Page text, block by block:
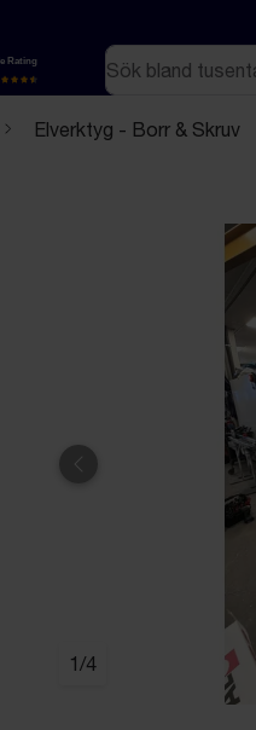
Rating
Sök
Elverktyg - Borr & Skruv
Föregående
1 /4